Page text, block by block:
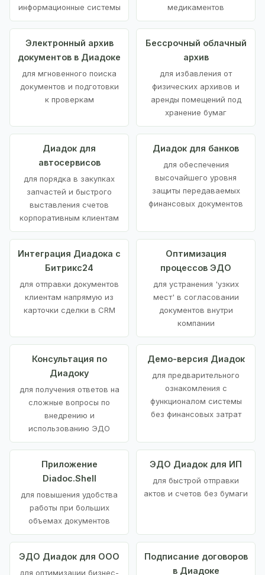
информационные системы
медикаментов
Электронный архив
документов в Диадоке
для мгновенного поиска
документов и подготовки
к проверкам
Бессрочный облачный
архив
для избавления от
физических архивов и
аренды помещений под
хранение бумаг
Диадок для
автосервисов
для порядка в закупках
запчастей и быстрого
выставления счетов
корпоративным клиентам
Диадок для банков
для обеспечения
высочайшего уровня
защиты передаваемых
финансовых документов
Интеграция Диадока с
Битрикс24
для отправки документов
клиентам напрямую из
карточки сделки в CRM
Оптимизация
процессов ЭДО
для устранения 'узких
мест' в согласовании
документов внутри
компании
Консультация по
Диадоку
для получения ответов на
сложные вопросы по
внедрению и
использованию ЭДО
Демо-версия Диадок
для предварительного
ознакомления с
функционалом системы
без финансовых затрат
Приложение
Diadoc.Shell
для повышения удобства
работы при больших
объемах документов
ЭДО Диадок для ИП
для быстрой отправки
актов и счетов без бумаги
ЭДО Диадок для ООО
для оптимизации бизнес-
Подписание договоров
в Диадоке